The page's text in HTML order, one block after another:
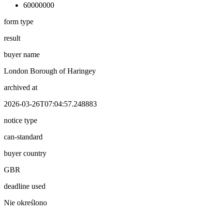
60000000
form type
result
buyer name
London Borough of Haringey
archived at
2026-03-26T07:04:57.248883
notice type
can-standard
buyer country
GBR
deadline used
Nie określono